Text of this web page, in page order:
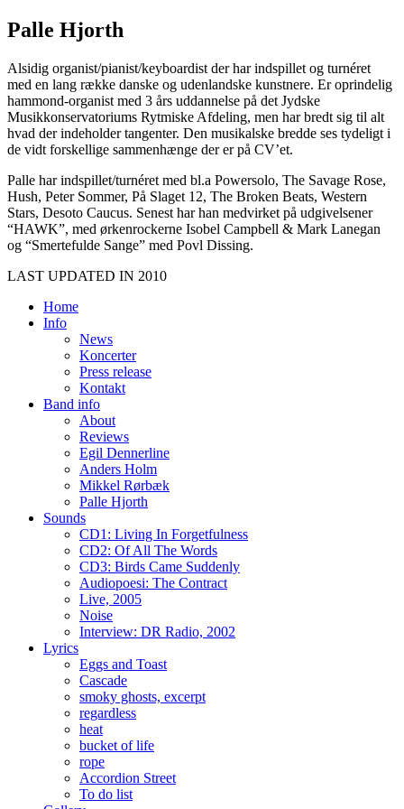
Palle Hjorth
Alsidig organist/pianist/keyboardist der har indspillet og turnéret
med en lang række danske og udenlandske kunstnere. Er oprindelig
hammond-organist med 3 års uddannelse på det Jydske
Musikkonservatoriums Rytmiske Afdeling, men har bredt sig til alt
hvad der indeholder tangenter. Den musikalske bredde ses tydeligt i
de vidt forskellige sammenhænge der er på CV’et.
Palle har indspillet/turnéret med bl.a Powersolo, The Savage Rose,
Hush, Peter Sommer, På Slaget 12, The Broken Beats, Western
Stars, Desoto Caucus. Senest har han medvirket på udgivelsener
“HAWK”, med ørkenrockerne Isobel Campbell & Mark Lanegan
og “Smertefulde Sange” med Povl Dissing.
LAST UPDATED IN 2010
Home
Info
News
Koncerter
Press release
Kontakt
Band info
About
Reviews
Egil Dennerline
Anders Holm
Mikkel Rørbæk
Palle Hjorth
Sounds
CD1: Living In Forgetfulness
CD2: Of All The Words
CD3: Birds Came Suddenly
Audiopoesi: The Contract
Live, 2005
Noise
Interview: DR Radio, 2002
Lyrics
Eggs and Toast
Cascade
smoky ghosts, excerpt
regardless
heat
bucket of life
rope
Accordion Street
To do list